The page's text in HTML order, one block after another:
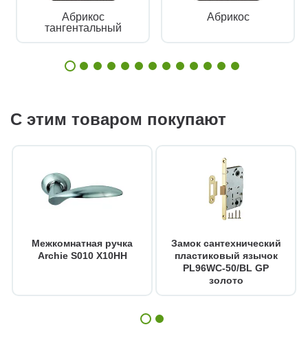
Абрикос
тангентальный
Абрикос
С этим товаром покупают
Межкомнатная ручка
Archie S010 X10HH
Замок сантехнический
пластиковый язычок
PL96WC-50/BL GP
золото